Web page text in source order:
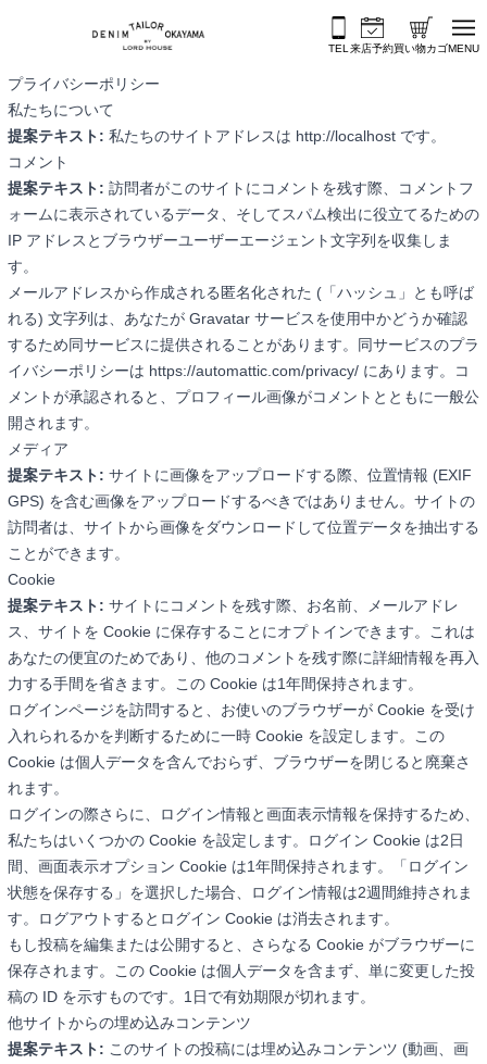
TEL 来店予約買い物カゴMENU
プライバシーポリシー
私たちについて
提案テキスト: 私たちのサイトアドレスは http://localhost です。
コメント
提案テキスト: 訪問者がこのサイトにコメントを残す際、コメントフ
ォームに表示されているデータ、そしてスパム検出に役立てるための
IP アドレスとブラウザーユーザーエージェント文字列を収集しま
す。
メールアドレスから作成される匿名化された (「ハッシュ」とも呼ば
れる) 文字列は、あなたが Gravatar サービスを使用中かどうか確認
するため同サービスに提供されることがあります。同サービスのプラ
イバシーポリシーは https://automattic.com/privacy/ にあります。コ
メントが承認されると、プロフィール画像がコメントとともに一般公
開されます。
メディア
提案テキスト: サイトに画像をアップロードする際、位置情報 (EXIF
GPS) を含む画像をアップロードするべきではありません。サイトの
訪問者は、サイトから画像をダウンロードして位置データを抽出する
ことができます。
Cookie
提案テキスト: サイトにコメントを残す際、お名前、メールアドレ
ス、サイトを Cookie に保存することにオプトインできます。これは
あなたの便宜のためであり、他のコメントを残す際に詳細情報を再入
力する手間を省きます。この Cookie は1年間保持されます。
ログインページを訪問すると、お使いのブラウザーが Cookie を受け
入れられるかを判断するために一時 Cookie を設定します。この
Cookie は個人データを含んでおらず、ブラウザーを閉じると廃棄さ
れます。
ログインの際さらに、ログイン情報と画面表示情報を保持するため、
私たちはいくつかの Cookie を設定します。ログイン Cookie は2日
間、画面表示オプション Cookie は1年間保持されます。「ログイン
状態を保存する」を選択した場合、ログイン情報は2週間維持されま
す。ログアウトするとログイン Cookie は消去されます。
もし投稿を編集または公開すると、さらなる Cookie がブラウザーに
保存されます。この Cookie は個人データを含まず、単に変更した投
稿の ID を示すものです。1日で有効期限が切れます。
他サイトからの埋め込みコンテンツ
提案テキスト: このサイトの投稿には埋め込みコンテンツ (動画、画